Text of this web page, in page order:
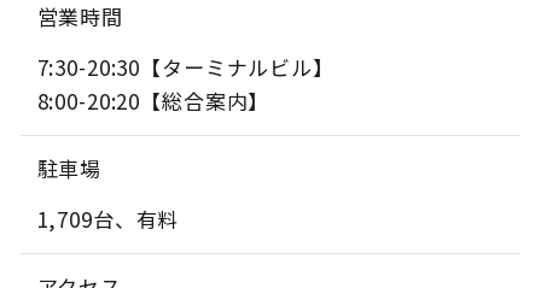
営業時間
7:30-20:30【ターミナルビル】
8:00-20:20【総合案内】
駐車場
1,709台、有料